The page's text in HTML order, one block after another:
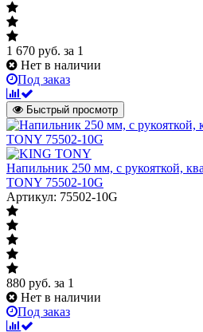
1 670 руб. за 1
Нет в наличии
Под заказ
Быстрый просмотр
Напильник 250 мм, с рукояткой,
TONY 75502-10G
Артикул: 75502-10G
880 руб. за 1
Нет в наличии
Под заказ